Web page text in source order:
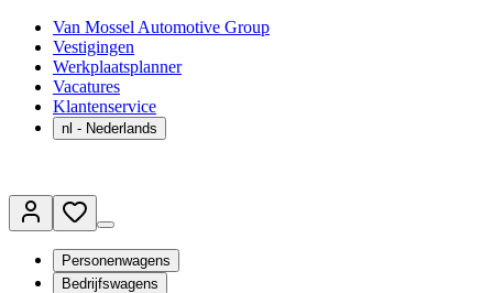
Van Mossel Automotive Group
Vestigingen
Werkplaatsplanner
Vacatures
Klantenservice
nl - Nederlands
Personenwagens
Bedrijfswagens